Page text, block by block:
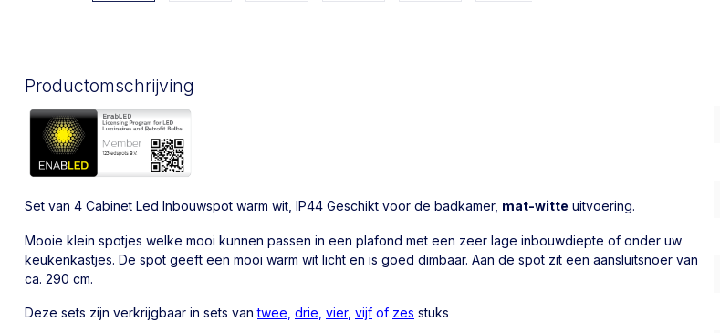
Productomschrijving
Set van 4 Cabinet Led Inbouwspot warm wit, IP44 Geschikt voor de badkamer, mat-witte uitvoering.
Mooie klein spotjes welke mooi kunnen passen in een plafond met een zeer lage inbouwdiepte of onder uw
keukenkastjes. De spot geeft een mooi warm wit licht en is goed dimbaar. Aan de spot zit een aansluitsnoer van
ca. 290 cm.
Deze sets zijn verkrijgbaar in sets vantwee, drie, vier, vijf of zes stuks